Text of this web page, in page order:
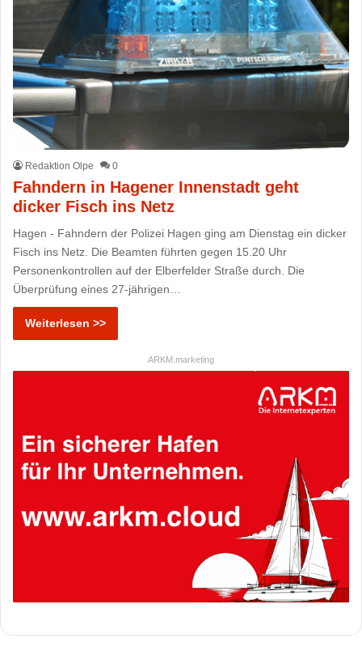
Redaktion Olpe 0
Fahndern in Hagener Innenstadt geht
dicker Fisch ins Netz
Hagen - Fahndern der Polizei Hagen ging am Dienstag ein dicker
Fisch ins Netz. Die Beamten führten gegen 15.20 Uhr
Personenkontrollen auf der Elberfelder Straße durch. Die
Überprüfung eines 27-jährigen…
Weiterlesen >>
ARKM.marketing